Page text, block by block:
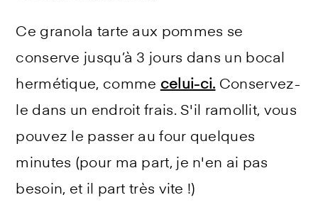
Ce granola tarte aux pommes se
conserve jusqu’à 3 jours dans un bocal
hermétique, comme celui-ci. Conservez-
le dans un endroit frais. S'il ramollit, vous
pouvez le passer au four quelques
minutes (pour ma part, je n'en ai pas
besoin, et il part très vite !)